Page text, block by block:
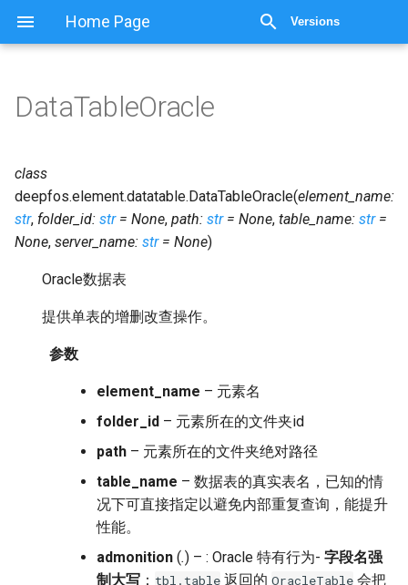
Home Page Versions
显示源代码
DataTableOracle
class
deepfos.element.datatable.DataTableOracle(element_name:
str, folder_id: str = None, path: str = None, table_name: str =
None, server_name: str = None)
Oracle数据表
提供单表的增删改查操作。
参数
element_name – 元素名
folder_id – 元素所在的文件夹id
path – 元素所在的文件夹绝对路径
table_name – 数据表的真实表名，已知的情
况下可直接指定以避免内部重复查询，能提升
性能。
admonition (.) – : Oracle 特有行为- 字段名强
制大写 ： tbl.table 返回的 OracleTable 会把